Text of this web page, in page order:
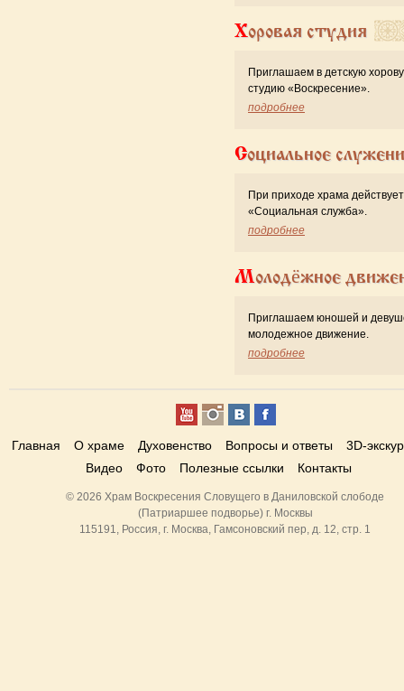
Хоровая студия
Приглашаем в детскую
студию «Воскресение».
подробнее
Социальное
При приходе храма действует
«Cоциальная служба».
подробнее
Молодёжное
Приглашаем юношей и
молодежное движение.
подробнее
Главная О храме Духовенство Вопросы и ответы
3D-
Видео
Фото Полезные ссылки Контакты
© 2026 Храм Воскресения Словущего в Даниловской слободе
(Патриаршее подворье) г. Москвы
115191, Россия, г. Москва, Гамсоновский пер, д. 12, стр. 1